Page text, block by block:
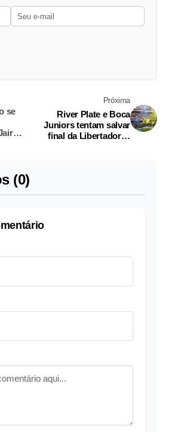
se
Próxima
River Plate e Boca
Juniors tentam salvar
final da Libertadores
(0)